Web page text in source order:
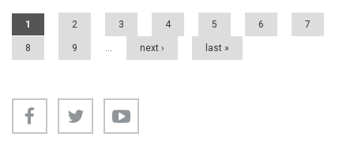
Pages
1 2 3 4 5 6 7
8 9 … next › last »